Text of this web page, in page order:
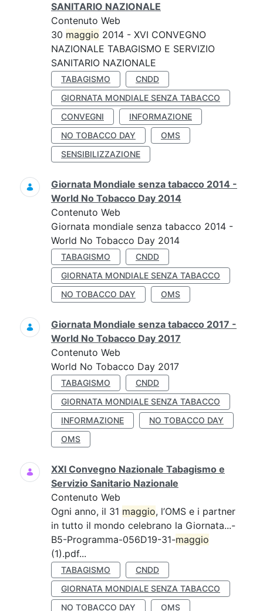
SANITARIO NAZIONALE
Contenuto Web
30 maggio 2014 - XVI CONVEGNO
NAZIONALE TABAGISMO E SERVIZIO
SANITARIO NAZIONALE
TABAGISMO
CNDD
GIORNATA MONDIALE SENZA TABACCO
CONVEGNI
INFORMAZIONE
NO TOBACCO DAY
OMS
SENSIBILIZZAZIONE
Giornata Mondiale senza tabacco 2014 -
World No Tobacco Day 2014
Contenuto Web
Giornata mondiale senza tabacco 2014 -
World No Tobacco Day 2014
TABAGISMO
CNDD
GIORNATA MONDIALE SENZA TABACCO
NO TOBACCO DAY
OMS
Giornata Mondiale senza tabacco 2017 -
World No Tobacco Day 2017
Contenuto Web
World No Tobacco Day 2017
TABAGISMO
CNDD
GIORNATA MONDIALE SENZA TABACCO
INFORMAZIONE
NO TOBACCO DAY
OMS
XXI Convegno Nazionale Tabagismo e
Servizio Sanitario Nazionale
Contenuto Web
Ogni anno, il 31 maggio, l’OMS e i partner
in tutto il mondo celebrano la Giornata...-
B5-Programma-056D19-31-maggio
(1).pdf...
TABAGISMO
CNDD
GIORNATA MONDIALE SENZA TABACCO
NO TOBACCO DAY
OMS